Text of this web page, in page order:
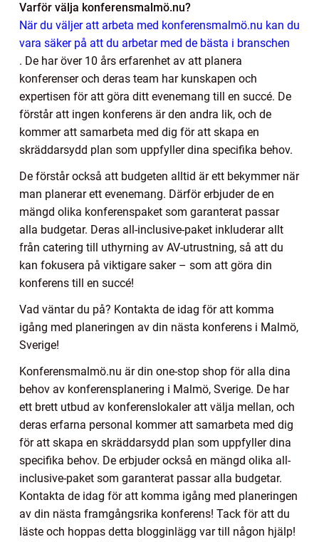
Varför välja konferensmalmö.nu?
När du väljer att arbeta med konferensmalmö.nu kan du
vara säker på att du arbetar med de bästa i branschen
. De har över 10 års erfarenhet av att planera
konferenser och deras team har kunskapen och
expertisen för att göra ditt evenemang till en succé. De
förstår att ingen konferens är den andra lik, och de
kommer att samarbeta med dig för att skapa en
skräddarsydd plan som uppfyller dina specifika behov.
De förstår också att budgeten alltid är ett bekymmer när
man planerar ett evenemang. Därför erbjuder de en
mängd olika konferenspaket som garanterat passar
alla budgetar. Deras all-inclusive-paket inkluderar allt
från catering till uthyrning av AV-utrustning, så att du
kan fokusera på viktigare saker – som att göra din
konferens till en succé!
Vad väntar du på? Kontakta de idag för att komma
igång med planeringen av din nästa konferens i Malmö,
Sverige!
Konferensmalmö.nu är din one-stop shop för alla dina
behov av konferensplanering i Malmö, Sverige. De har
ett brett utbud av konferenslokaler att välja mellan, och
deras erfarna personal kommer att samarbeta med dig
för att skapa en skräddarsydd plan som uppfyller dina
specifika behov. De erbjuder också en mängd olika all-
inclusive-paket som garanterat passar alla budgetar.
Kontakta de idag för att komma igång med planeringen
av din nästa framgångsrika konferens! Tack för att du
läste och hoppas detta blogginlägg var till någon hjälp!